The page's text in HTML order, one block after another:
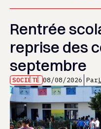
Rentrée
reprise des
septembre
SOCIÉTÉ 08/08/2026 Par